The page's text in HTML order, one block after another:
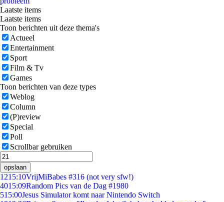
Laatste items
Laatste items
Toon berichten uit deze thema's
Actueel
Entertainment
Sport
Film & Tv
Games
Toon berichten van deze types
Weblog
Column
(P)review
Special
Poll
Scrollbar gebruiken
opslaan
1215:10VrijMiBabes #316 (not very sfw!)
4015:09Random Pics van de Dag #1980
515:00Jesus Simulator komt naar Nintendo Switch